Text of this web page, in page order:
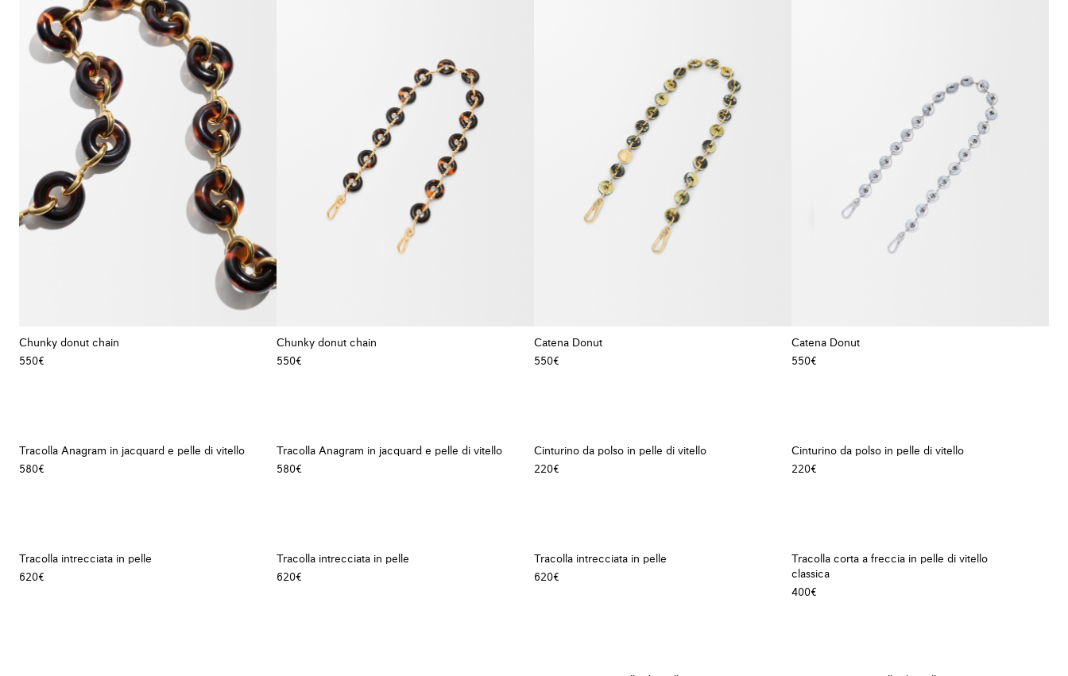
Chunky donut chain
550€
Chunky donut chain
550€
Catena Donut
550€
Catena Donut
550€
Tracolla Anagram in jacquard e pelle di vitello
580€
Tracolla Anagram in jacquard e pelle di vitello
580€
Cinturino da polso in pelle di vitello
220€
Cinturino da polso in pelle di vitello
220€
Tracolla intrecciata in pelle
620€
Tracolla intrecciata in pelle
620€
Tracolla intrecciata in pelle
620€
Tracolla corta a freccia in pelle di vitello
classica
400€